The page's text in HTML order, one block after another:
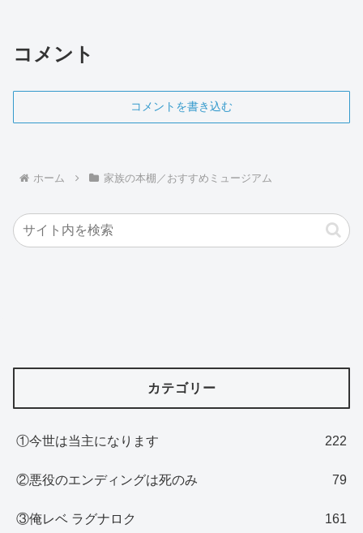
コメント
コメントを書き込む
ホーム 家族の本棚／おすすめミュージアム
カテゴリー
①今世は当主になります 222
②悪役のエンディングは死のみ 79
③俺レベ ラグナロク 161